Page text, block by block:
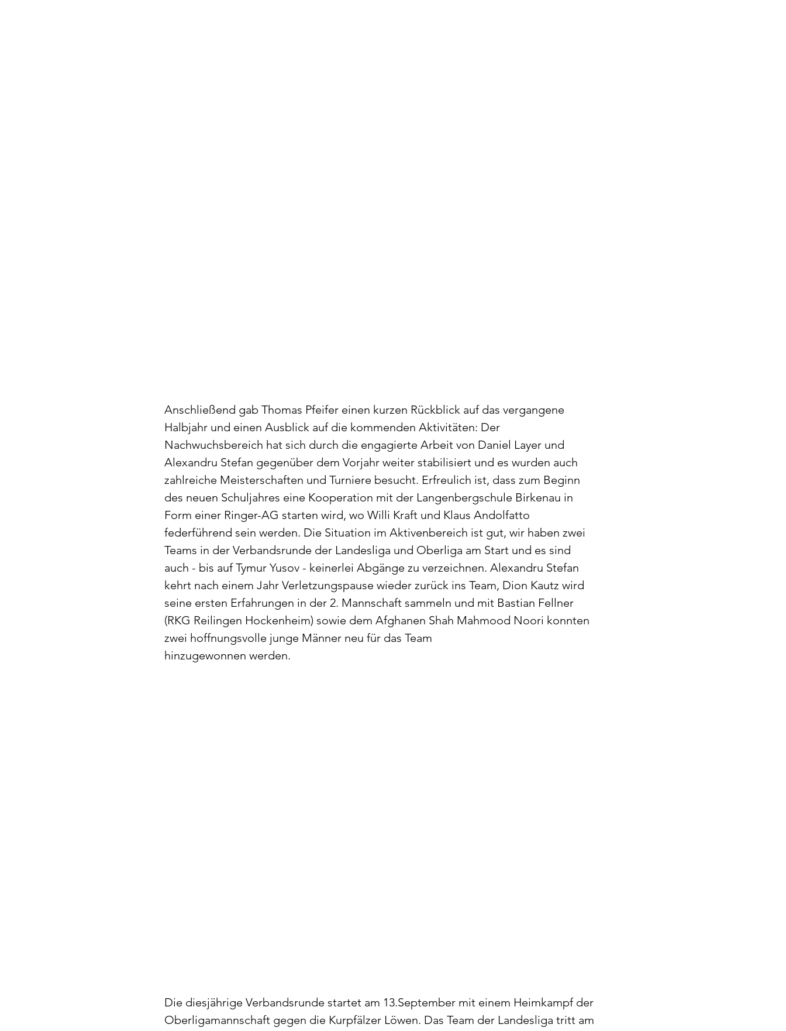
Anschließend gab Thomas Pfeifer einen kurzen Rückblick auf das vergangene
Halbjahr und einen Ausblick auf die kommenden Aktivitäten: Der
Nachwuchsbereich hat sich durch die engagierte Arbeit von Daniel Layer und
Alexandru Stefan gegenüber dem Vorjahr weiter stabilisiert und es wurden auch
zahlreiche Meisterschaften und Turniere besucht. Erfreulich ist, dass zum Beginn
des neuen Schuljahres eine Kooperation mit der Langenbergschule Birkenau in
Form einer Ringer-AG starten wird, wo Willi Kraft und Klaus Andolfatto
federführend sein werden. Die Situation im Aktivenbereich ist gut, wir haben zwei
Teams in der Verbandsrunde der Landesliga und Oberliga am Start und es sind
auch - bis auf Tymur Yusov - keinerlei Abgänge zu verzeichnen. Alexandru Stefan
kehrt nach einem Jahr Verletzungspause wieder zurück ins Team, Dion Kautz wird
seine ersten Erfahrungen in der 2. Mannschaft sammeln und mit Bastian Fellner
(RKG Reilingen Hockenheim) sowie dem Afghanen Shah Mahmood Noori konnten
zwei hoffnungsvolle junge Männer neu für das Team
hinzugewonnen werden.
Die diesjährige Verbandsrunde startet am 13.September mit einem Heimkampf der
Oberligamannschaft gegen die Kurpfälzer Löwen. Das Team der Landesliga tritt am